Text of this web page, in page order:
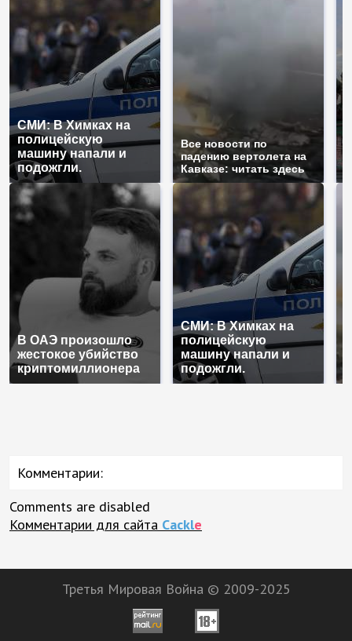
СМИ: В Химках на
полицейскую
машину напали и
подожгли.
Все новости по
падению вертолета на
Кавказе: читать здесь
В ОАЭ произошло
жестокое убийство
криптомиллионера
СМИ: В Химках на
полицейскую
машину напали и
подожгли.
Комментарии:
Comments are disabled
Комментарии для сайта Cackle
Третья Мировая Война © 2009-2025